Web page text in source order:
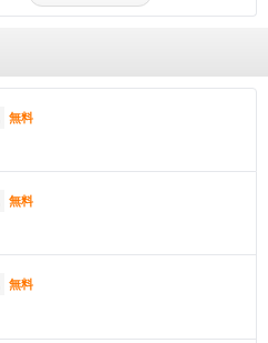
無料
無料
無料